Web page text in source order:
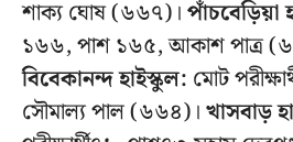
শাক্য ঘোষ (৬৬৭)।পাঁচবেড়িয়া
১৬৬, পাশ ১৬৫, আকাশ পাত্র
বিবেকানন্দহাইস্কুল: মোট
সৌমাল্য পাল (৬৬৪)।খাসবাড়